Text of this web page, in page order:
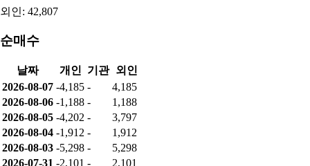
외인: 42,807
순매수
날짜 개인 기관 외인
2026-08-07 -4,185 -
4,185
2026-08-06 -1,188 -
1,188
2026-08-05 -4,202 -
3,797
2026-08-04 -1,912 -
1,912
2026-08-03 -5,298 -
5,298
2026-07-31 -2,101 - 2,101